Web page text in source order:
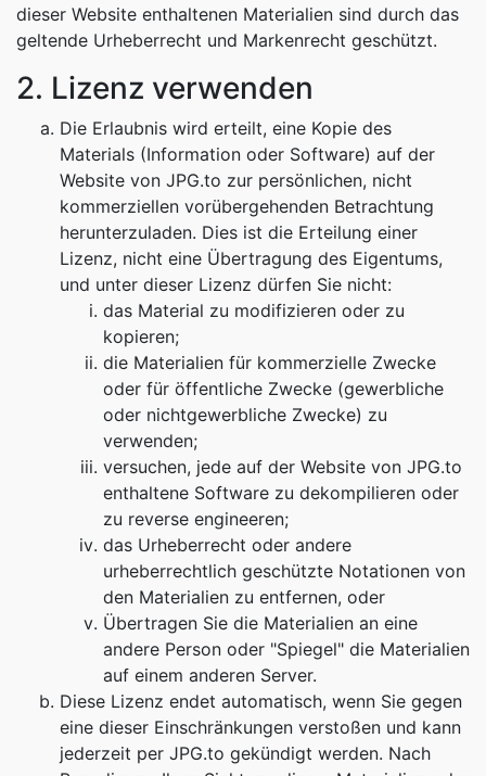
dieser Website enthaltenen Materialien sind durch das
geltende Urheberrecht und Markenrecht geschützt.
2. Lizenz verwenden
Die Erlaubnis wird erteilt, eine Kopie des
Materials (Information oder Software) auf der
Website von JPG.to zur persönlichen, nicht
kommerziellen vorübergehenden Betrachtung
herunterzuladen. Dies ist die Erteilung einer
Lizenz, nicht eine Übertragung des Eigentums,
und unter dieser Lizenz dürfen Sie nicht:
das Material zu modifizieren oder zu
kopieren;
die Materialien für kommerzielle Zwecke
oder für öffentliche Zwecke (gewerbliche
oder nichtgewerbliche Zwecke) zu
verwenden;
versuchen, jede auf der Website von JPG.to
enthaltene Software zu dekompilieren oder
zu reverse engineeren;
das Urheberrecht oder andere
urheberrechtlich geschützte Notationen von
den Materialien zu entfernen, oder
Übertragen Sie die Materialien an eine
andere Person oder "Spiegel" die Materialien
auf einem anderen Server.
Diese Lizenz endet automatisch, wenn Sie gegen
eine dieser Einschränkungen verstoßen und kann
jederzeit per JPG.to gekündigt werden. Nach